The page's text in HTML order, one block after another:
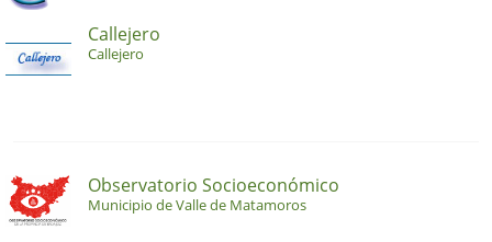
Callejero
Callejero
Observatorio Socioeconómico
Municipio de Valle de Matamoros